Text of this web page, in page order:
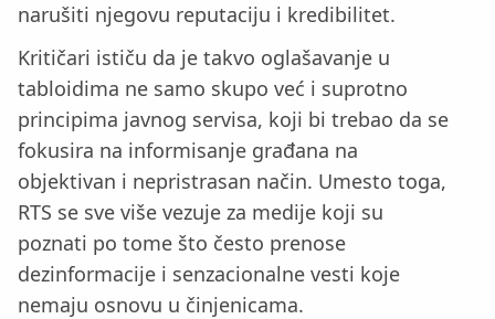
narušiti njegovu reputaciju i kredibilitet.
Kritičari ističu da je takvo oglašavanje u
tabloidima ne samo skupo već i suprotno
principima javnog servisa, koji bi trebao da se
fokusira na informisanje građana na
objektivan i nepristrasan način. Umesto toga,
RTS se sve više vezuje za medije koji su
poznati po tome što često prenose
dezinformacije i senzacionalne vesti koje
nemaju osnovu u činjenicama.